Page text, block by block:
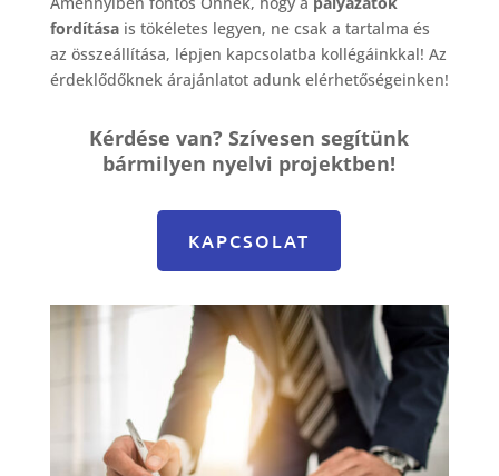
fordításais tökéletes legyen, ne csak a tartalma és
az összeállítása, lépjen kapcsolatba kollégáinkkal! Az
érdeklődőknek árajánlatot adunk elérhetőségeinken!
Kérdése van? Szívesen segítünk
bármilyen nyelvi projektben!
KAPCSOLAT